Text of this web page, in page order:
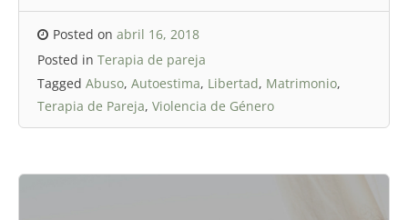
Posted on abril 16, 2018
Posted in Terapia de pareja
Tagged Abuso, Autoestima, Libertad, Matrimonio,
Terapia de Pareja, Violencia de Género